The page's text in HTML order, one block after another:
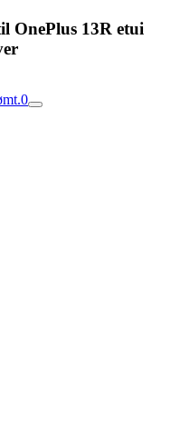
OnePlus 13R etui
0